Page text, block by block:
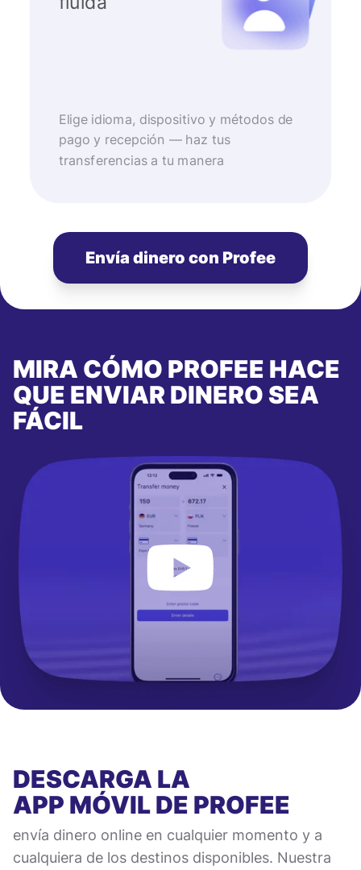
Elige idioma, dispositivo y métodos de
pago y recepción — haz tus
transferencias a tu manera
Envía dinero con Profee
MIRA CÓMO PROFEE HACE
QUE ENVIAR DINERO SEA
FÁCIL
DESCARGA LA
APP MÓVILDE PROFEE
envía dinero online en cualquier momento y a
cualquiera de los destinos disponibles. Nuestra